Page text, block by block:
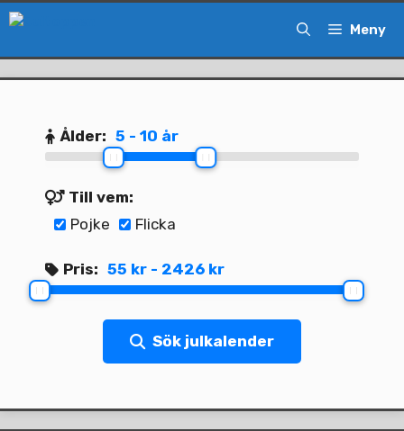
Hoppa
innehåll
Meny
Ålder: 5 - 10 år
Till vem:
Pojke
Flicka
Pris: 55 kr - 2426 kr
Sök julkalender